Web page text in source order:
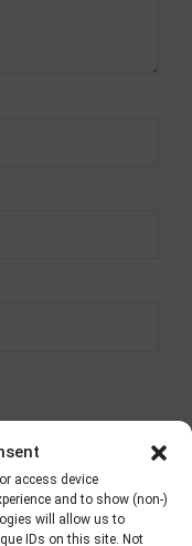
access device
and to show (non-)
will allow us to
IDs on this site. Not
ΕΠΟΜΕΝΟ
Mini πιτάκια Elviart,